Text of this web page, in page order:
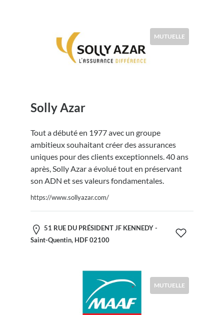
MUTUELLE
Solly Azar
Tout a débuté en 1977 avec un groupe
ambitieux souhaitant créer des assurances
uniques pour des clients exceptionnels. 40 ans
après, Solly Azar a évolué tout en préservant
son ADN et ses valeurs fondamentales.
https://www.sollyazar.com/
51 RUE DU PRÉSIDENT JF KENNEDY -
Saint-Quentin, HDF 02100
MUTUELLE